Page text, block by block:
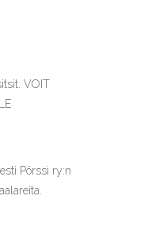
VOIT
Pörssi ry:n